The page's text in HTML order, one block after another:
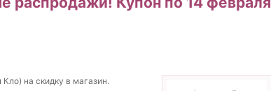
на скидку в магазин.